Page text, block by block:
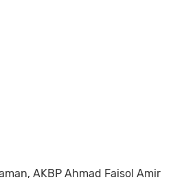
AKBP Ahmad Faisol Amir